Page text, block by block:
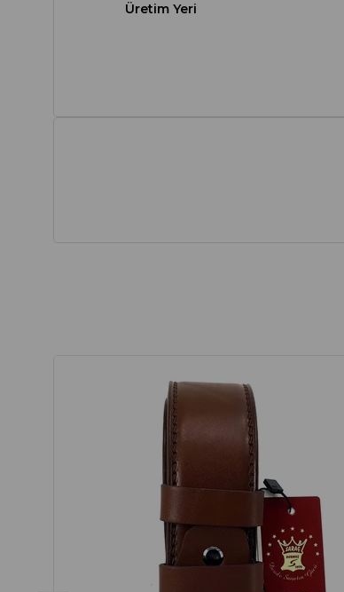
Üretim Yeri